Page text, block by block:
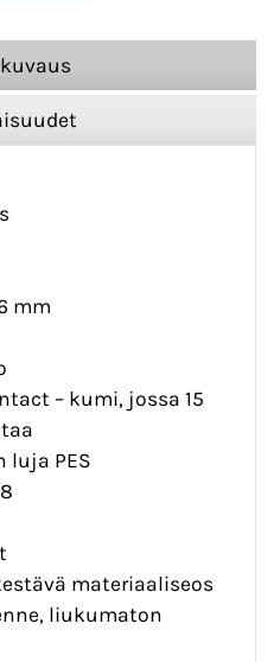
mm
– kumi, jossa 15
luja PES
materiaaliseos
liukumaton